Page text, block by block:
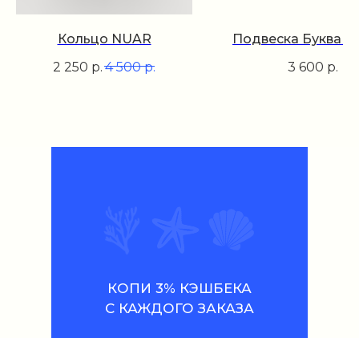
Кольцо NUAR
2 250 р. 4 500 р.
Подвеска Буква
3 600 р.
КОПИ 3% КЭШБЕКА
С КАЖДОГО ЗАКАЗА